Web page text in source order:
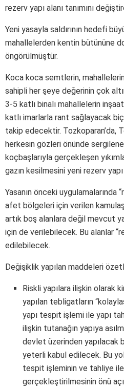
rezerv yapı alanı tanımını
Yeni yasayla saldırının hedefi
mahallelerden kentin bütününe
öngörülmüştür.
Koca koca semtlerin, mahallelerin
sahipli her şeye değerinin çok
3-5 katlı binalı mahallelerin
katlı imarlarla rant sağlayacak
takip edecektir. Tozkoparan’da,
herkesin gözleri önünde
koçbaşlarıyla gerçekleşen
gazın kesilmesini yeni rezerv
Yasanın önceki uygulamalarında
afet bölgeleri için verilen
artık boş alanlara değil mevcut
için de verilebilecek. Bu alanlar
edilebilecek.
Değişiklik yapılan maddeleri
Riskli yapılara ilişkin olarak
yapılan tebligatların
yapı tespit işlemi ile yapı
ilişkin tutanağın yapıya
devlet üzerinden yapılacak
yeterli kabul edilecek. Bu
tespit işleminin ve tahliye ile
gerçekleştirilmesinin önü